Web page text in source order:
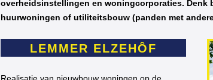
overheidsinstellingen en woningcorporaties. Denk
huurwoningen of utiliteitsbouw (panden met
LEMMER ELZEHÔF